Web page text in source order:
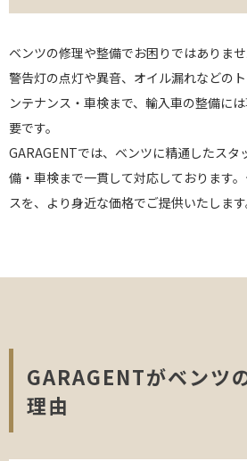
ベンツの修理や整備でお困りではありま
警告灯の点灯や異音、オイル漏れなどの
ンテナンス・車検まで、輸入車の整備に
要です。
GARAGENTでは、ベンツに精通したスタ
備・車検まで一貫して対応しております
スを、より身近な価格でご提供いたします
GARAGENTがベンツ
理由